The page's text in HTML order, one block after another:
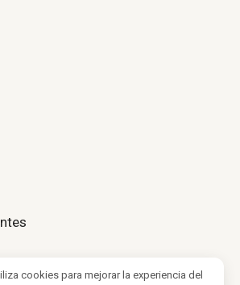
cookies para mejorar la experiencia del